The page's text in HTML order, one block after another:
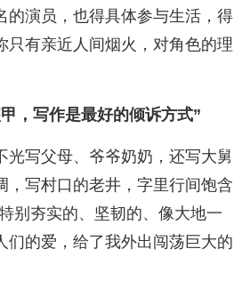
的演员，也得具体参与生活，得
只有亲近人间烟火，对角色的理
，写作是最好的倾诉方式”
光写父母、爷爷奶奶，还写大舅
，写村口的老井，字里行间饱含
别夯实的、坚韧的、像大地一
们的爱，给了我外出闯荡巨大的